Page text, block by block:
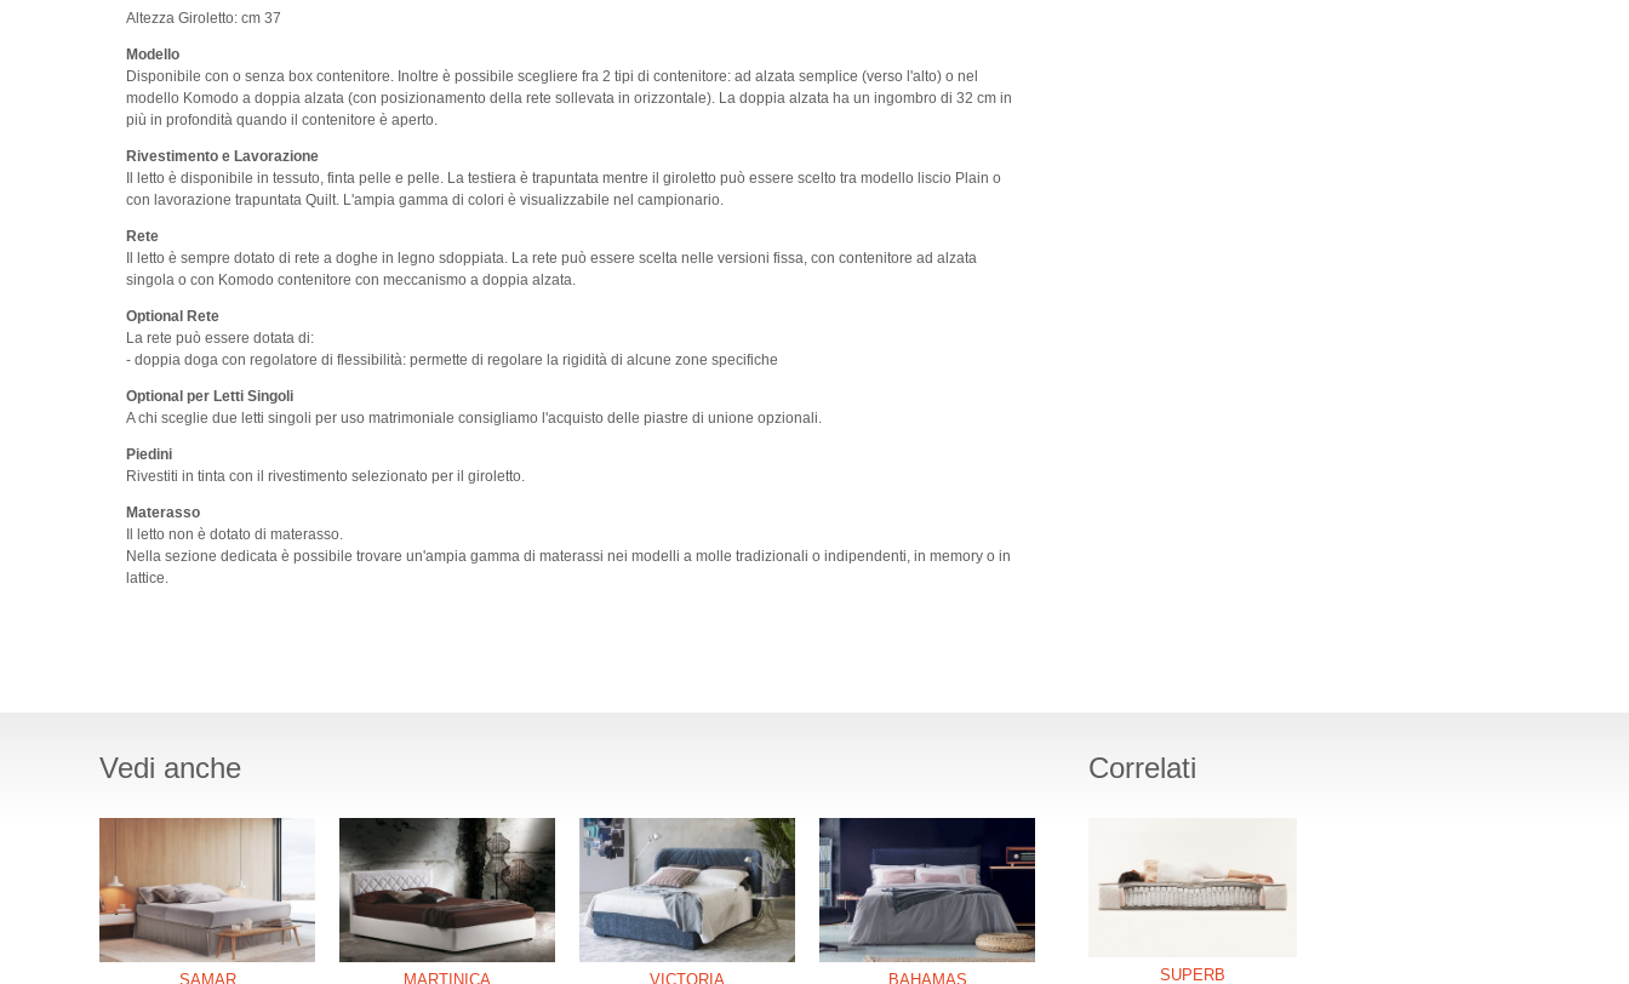
Altezza Giroletto: cm 37
Modello
Disponibile con o senza box contenitore. Inoltre è possibile scegliere fra 2 tipi di contenitore: ad alzata semplice (verso l'alto) o nel
modello Komodo a doppia alzata (con posizionamento della rete sollevata in orizzontale). La doppia alzata ha un ingombro di 32 cm in
più in profondità quando il contenitore è aperto.
Rivestimento e Lavorazione
Il letto è disponibile in tessuto, finta pelle e pelle. La testiera è trapuntata mentre il giroletto può essere scelto tra modello liscio Plain o
con lavorazione trapuntata Quilt. L'ampia gamma di colori è visualizzabile nel campionario.
Rete
Il letto è sempre dotato di rete a doghe in legno sdoppiata. La rete può essere scelta nelle versioni fissa, con contenitore ad alzata
singola o con Komodo contenitore con meccanismo a doppia alzata.
Optional Rete
La rete può essere dotata di:
- doppia doga con regolatore di flessibilità: permette di regolare la rigidità di alcune zone specifiche
Optional per Letti Singoli
A chi sceglie due letti singoli per uso matrimoniale consigliamo l'acquisto delle piastre di unione opzionali.
Piedini
Rivestiti in tinta con il rivestimento selezionato per il giroletto.
Materasso
Il letto non è dotato di materasso.
Nella sezione dedicata è possibile trovare un'ampia gamma di materassi nei modelli a molle tradizionali o indipendenti, in memory o in
lattice.
Vedi anche
SAMAR MARTINICA VICTORIA BAHAMAS
Correlati
SUPERB